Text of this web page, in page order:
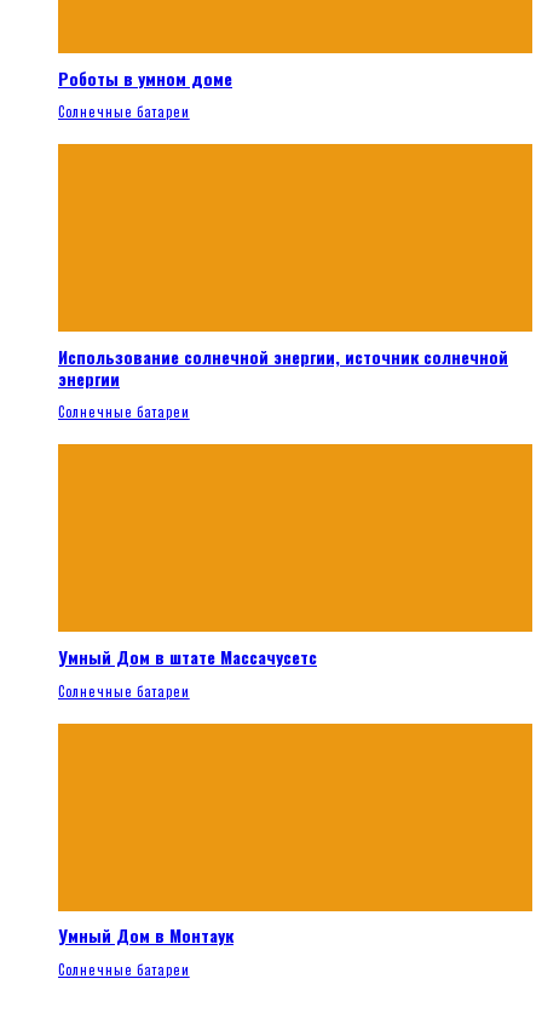
Роботы в умном доме
Солнечные батареи
Использование солнечной энергии, источник солнечной
энергии
Солнечные батареи
Умный Дом в штате Массачусетс
Солнечные батареи
Умный Дом в Монтаук
Солнечные батареи